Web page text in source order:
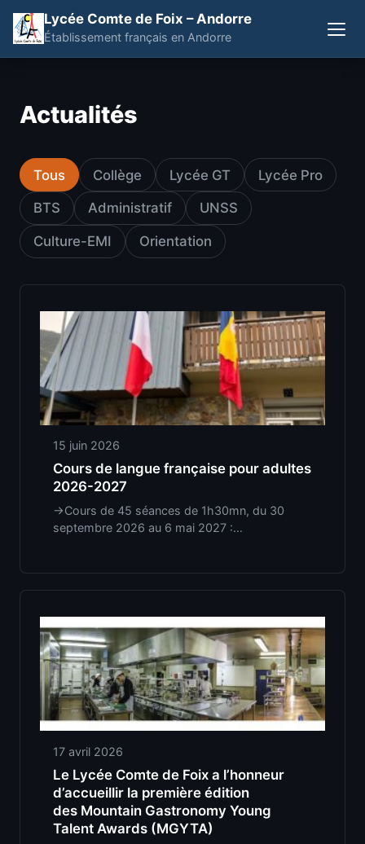
Lycée Comte de Foix – Andorre
Établissement français en Andorre
Actualités
Tous Collège Lycée GT Lycée Pro
BTS Administratif UNSS
Culture-EMI Orientation
15 juin 2026
Cours de langue française pour adultes
2026-2027
->Cours de 45 séances de 1h30mn, du 30
septembre 2026 au 6 mai 2027 :…
17 avril 2026
Le Lycée Comte de Foix a l’honneur
d’accueillir la première édition
des Mountain Gastronomy Young
Talent Awards (MGYTA)